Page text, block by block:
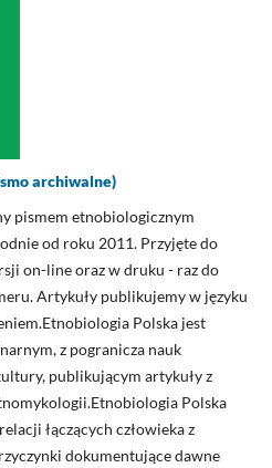
archiwalne)
pismem etnobiologicznym
od roku 2011. Przyjęte do
on-line oraz w druku - raz do
Artykuły publikujemy w języku
Polska jest
z pogranicza nauk
publikującym artykuły z
Polska
łączących człowieka z
dokumentujące dawne